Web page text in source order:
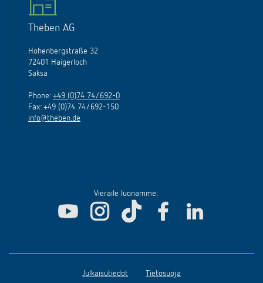
Theben AG
Hohenbergstraße 32
72401 Haigerloch
Saksa
Phone: +49 (0)74 74/692-0
Fax: +49 (0)74 74/692-150
info@theben.de
Vieraile luonamme:
Julkaisutiedot Tietosuoja